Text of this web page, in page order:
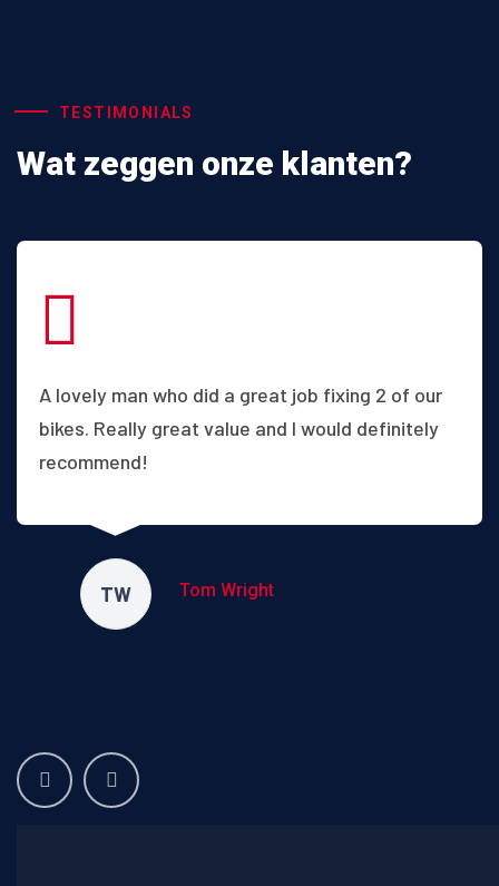
TESTIMONIALS
Wat zeggen onze klanten?
A lovely man who did a great job fixing 2 of our
bikes. Really great value and I would definitely
recommend!
TW Tom Wright